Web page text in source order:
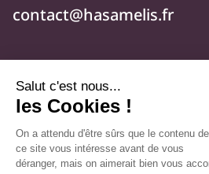
contact@hasamelis.fr
Qui sommes-nous ?
Foire aux questions
Actualités
Sur Facebook
Sur Instagram
Sur Linkedin